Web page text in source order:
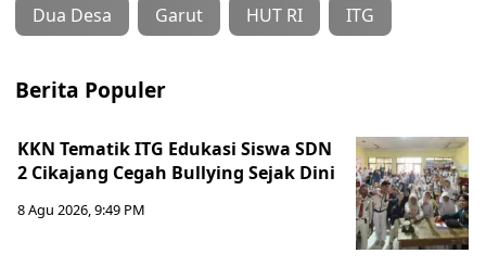
Dua Desa Garut HUT RI ITG
Berita Populer
KKN Tematik ITG Edukasi Siswa SDN
2 Cikajang Cegah Bullying Sejak Dini
8 Agu 2026, 9:49 PM